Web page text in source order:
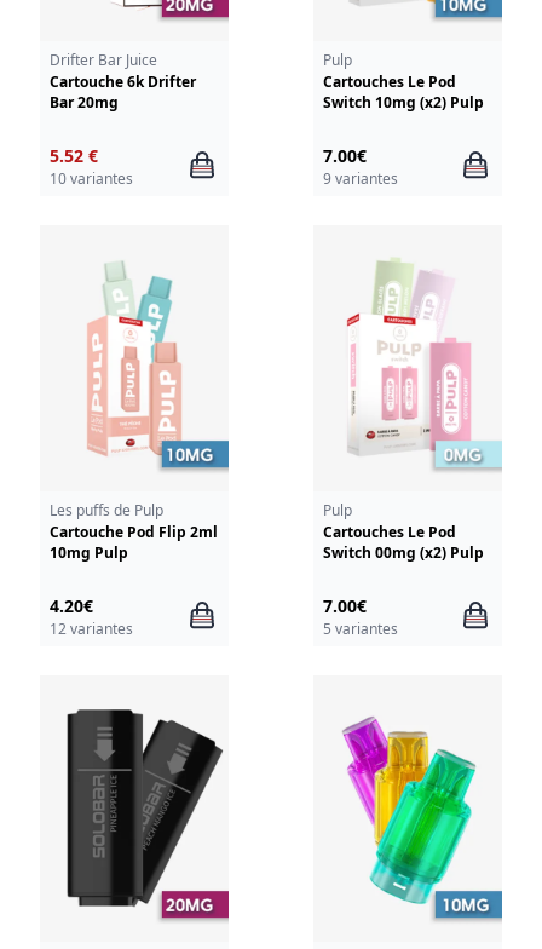
Drifter Bar Juice
Cartouche 6k Drifter
Bar 20mg
5.52 €
10 variantes
Pulp
Cartouches Le Pod
Switch 10mg (x2) Pulp
7.00€
9 variantes
Les puffs de Pulp
Cartouche Pod Flip 2ml
10mg Pulp
4.20€
12 variantes
Pulp
Cartouches Le Pod
Switch 00mg (x2) Pulp
7.00€
5 variantes